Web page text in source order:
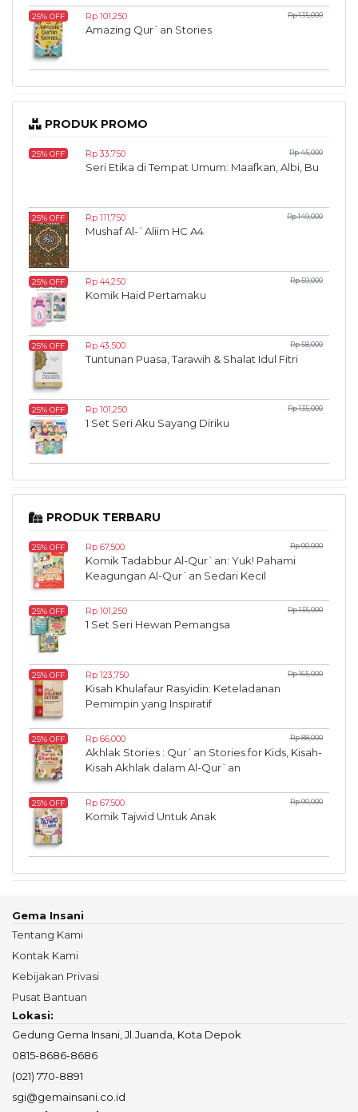
25% OFF Rp 101,250 Rp 135,000
Amazing Qur`an Stories
PRODUK PROMO
25% OFF Rp 33,750 Rp 45,000
Seri Etika di Tempat Umum: Maafkan, Albi, Bu
25% OFF Rp 111,750 Rp 149,000
Mushaf Al-`Aliim HC A4
25% OFF Rp 44,250 Rp 59,000
Komik Haid Pertamaku
25% OFF Rp 43,500 Rp 58,000
Tuntunan Puasa, Tarawih & Shalat Idul Fitri
25% OFF Rp 101,250 Rp 135,000
1 Set Seri Aku Sayang Diriku
PRODUK TERBARU
25% OFF Rp 67,500 Rp 90,000
Komik Tadabbur Al-Qur`an: Yuk! Pahami
Keagungan Al-Qur`an Sedari Kecil
25% OFF Rp 101,250 Rp 135,000
1 Set Seri Hewan Pemangsa
25% OFF Rp 123,750 Rp 165,000
Kisah Khulafaur Rasyidin: Keteladanan
Pemimpin yang Inspiratif
25% OFF Rp 66,000 Rp 88,000
Akhlak Stories : Qur`an Stories for Kids, Kisah-
Kisah Akhlak dalam Al-Qur`an
25% OFF Rp 67,500 Rp 90,000
Komik Tajwid Untuk Anak
Gema Insani
Tentang Kami
Kontak Kami
Kebijakan Privasi
Pusat Bantuan
Lokasi:
Gedung Gema Insani, Jl.Juanda, Kota Depok
0815-8686-8686
(021) 770-8891
sgi@gemainsani.co.id